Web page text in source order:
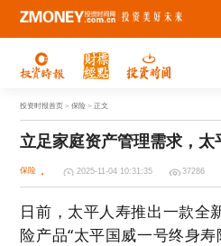
投资时报首页 > 保险 > 正文
立足家庭资产管理需求，太
保险 2025-11-04 10:31:35 37286
日前，太平人寿推出一款全
险产品“太平国威一号终身